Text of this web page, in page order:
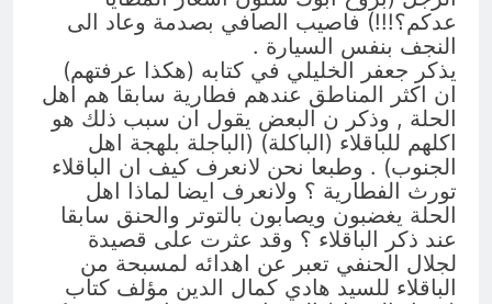
عدكم؟!!!) فاصيب الصافي بصدمة وعاد الى
النجف بنفس السيارة .
يذكر جعفر الخليلي في كتابه (هكذا عرفتهم)
ان اكثر المناطق عندهم فطارية سابقا هم اهل
الحلة , وذكر ن البعض يقول ان سبب ذلك هو
اكلهم للباقلاء (الباكلة) (الباجلة بلهجة اهل
الجنوب) . وطبعا نحن لانعرف كيف ان الباقلاء
تورث الفطارية ؟ ولانعرف ايضا لماذا اهل
الحلة يغضبون ويصابون بالتوتر والحنق سابقا
عند ذكر الباقلاء ؟ وقد عثرت على قصيدة
لجلال الحنفي تعبر عن اهدائه لمسبحة من
الباقلاء للسيد هادي كمال الدين مؤلف كتاب